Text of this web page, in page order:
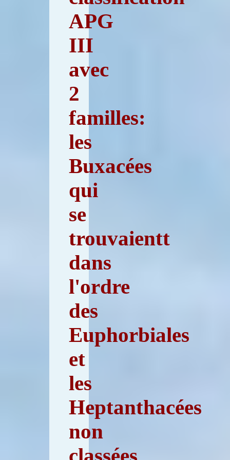
APG
III
avec
2
familles:
les
Buxacées
qui
se
trouvaientt
dans
l'ordre
des
Euphorbiales
et
les
Heptanthacées
non